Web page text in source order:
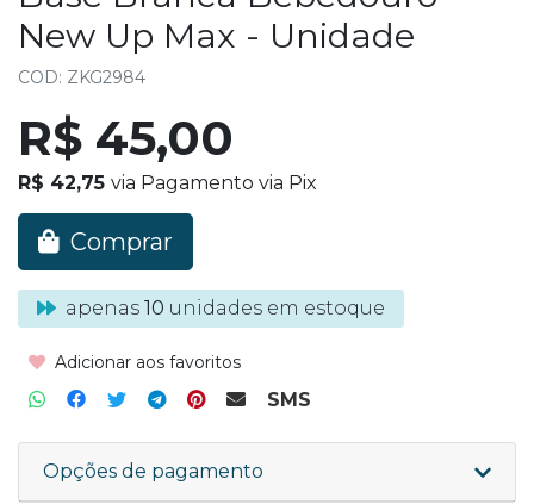
New Up Max - Unidade
COD: ZKG2984
R$ 45,00
R$ 42,75 via Pagamento via Pix
Comprar
apenas 10 unidades em estoque
Adicionar aos favoritos
SMS
Opções de pagamento